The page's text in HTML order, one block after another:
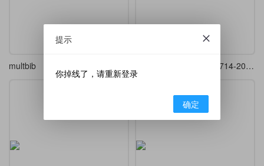
multbib 参考文献新国标GB/T 7714-2025的biblatx实现及其测试与反馈
提示
你掉线了，请重新登录
确定